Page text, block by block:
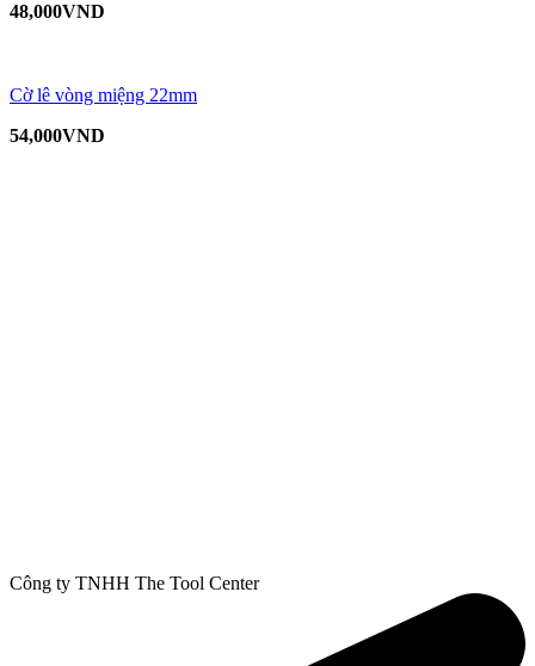
48,000VND
Cờ lê vòng miệng 22mm
54,000VND
Công ty TNHH The Tool Center